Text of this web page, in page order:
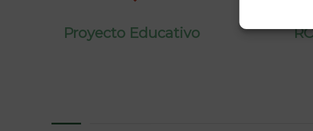
Proyecto Educativo